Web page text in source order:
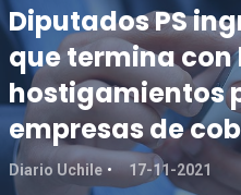
Diputados PS
que termina
hostigamientos
empresas de
Diario Uchile 17-11-2021